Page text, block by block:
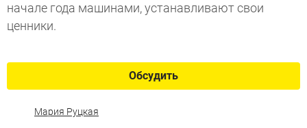
начале года машинами, устанавливают свои
ценники.
Обсудить
Мария Руцкая